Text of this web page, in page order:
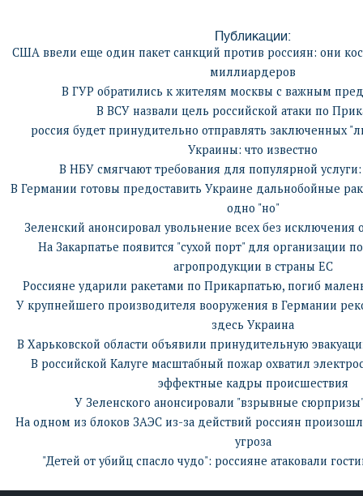
Публикации:
США ввели еще один пакет санкций против россиян: они
миллиардеров
В ГУР обратились к жителям москвы с важным
В ВСУ назвали цель российской атаки по
россия будет принудительно отправлять заключенных
Украины: что известно
В НБУ смягчают требования для популярной
В Германии готовы предоставить Украине дальнобойные
одно "но"
Зеленский анонсировал увольнение всех без исключения
На Закарпатье появится "сухой порт" для организации
агропродукции в страны ЕС
Россияне ударили ракетами по Прикарпатью, погиб
У крупнейшего производителя вооружения в Германии
здесь Украина
В Харьковской области объявили принудительную
В российской Калуге масштабный пожар охватил
эффектные кадры происшествия
У Зеленского анонсировали "взрывные
На одном из блоков ЗАЭС из-за действий россиян
угроза
"Детей от убийц спасло чудо": россияне атаковали